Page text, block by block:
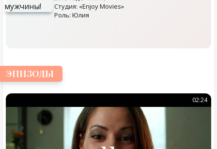
Студия: «Enjoy Movies»
Роль: Юлия
ЭПИЗОДЫ
02:24